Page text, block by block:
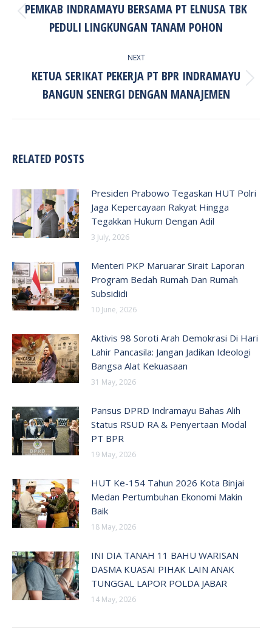
Previous
post:
PEMKAB INDRAMAYU BERSAMA PT ELNUSA TBK
PEDULI LINGKUNGAN TANAM POHON
NEXT
Next
post:
KETUA SERIKAT PEKERJA PT BPR INDRAMAYU
BANGUN SENERGI DENGAN MANAJEMEN
RELATED POSTS
Presiden Prabowo Tegaskan HUT Polri
Jaga Kepercayaan Rakyat Hingga
Tegakkan Hukum Dengan Adil
3 July, 2026
Menteri PKP Maruarar Sirait Laporan
Program Bedah Rumah Dan Rumah
Subsididi
10 June, 2026
Aktivis 98 Soroti Arah Demokrasi Di Hari
Lahir Pancasila: Jangan Jadikan Ideologi
Bangsa Alat Kekuasaan
31 May, 2026
Pansus DPRD Indramayu Bahas Alih
Status RSUD RA & Penyertaan Modal
PT BPR
19 May, 2026
HUT Ke-154 Tahun 2026 Kota Binjai
Medan Pertumbuhan Ekonomi Makin
Baik
18 May, 2026
INI DIA TANAH 11 BAHU WARISAN
DASMA KUASAI PIHAK LAIN ANAK
TUNGGAL LAPOR POLDA JABAR
14 May, 2026